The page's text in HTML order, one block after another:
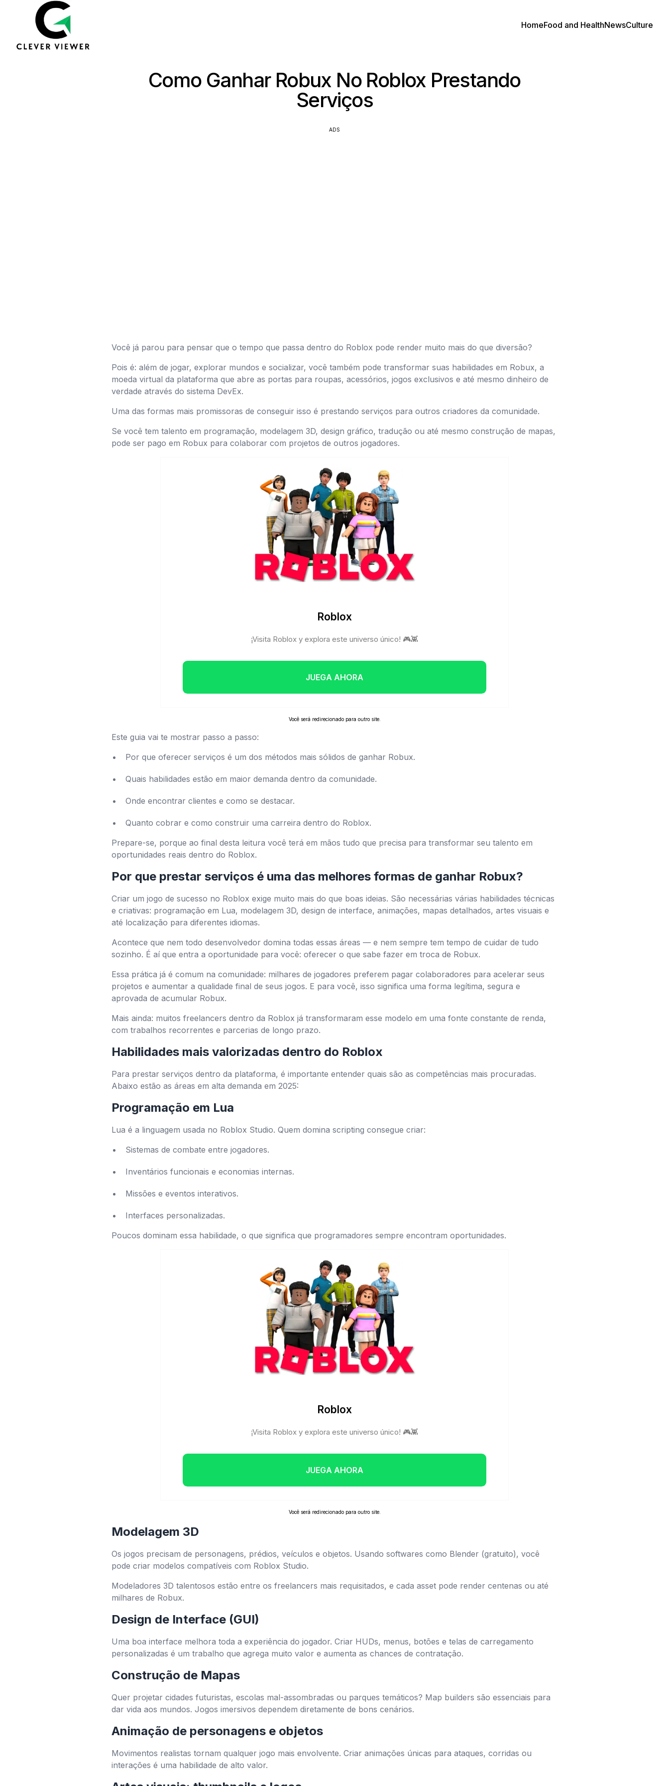
HomeFood and HealthNewsCulture
Como Ganhar Robux No Roblox Prestando
Serviços
ADS
Você já parou para pensar que o tempo que passa dentro do Roblox pode render muito mais do que diversão?
Pois é: além de jogar, explorar mundos e socializar, você também pode transformar suas habilidades em Robux, a
moeda virtual da plataforma que abre as portas para roupas, acessórios, jogos exclusivos e até mesmo dinheiro de
verdade através do sistema DevEx.
Uma das formas mais promissoras de conseguir isso é prestando serviços para outros criadores da comunidade.
Se você tem talento em programação, modelagem 3D, design gráfico, tradução ou até mesmo construção de mapas,
pode ser pago em Robux para colaborar com projetos de outros jogadores.
Roblox
¡Visita Roblox y explora este universo único! 🎮👾
JUEGA AHORA
Você será redirecionado para outro site.
Este guia vai te mostrar passo a passo:
Por que oferecer serviços é um dos métodos mais sólidos de ganhar Robux.
Quais habilidades estão em maior demanda dentro da comunidade.
Onde encontrar clientes e como se destacar.
Quanto cobrar e como construir uma carreira dentro do Roblox.
Prepare-se, porque ao final desta leitura você terá em mãos tudo que precisa para transformar seu talento em
oportunidades reais dentro do Roblox.
Por que prestar serviços é uma das melhores formas de ganhar Robux?
Criar um jogo de sucesso no Roblox exige muito mais do que boas ideias. São necessárias várias habilidades técnicas
e criativas: programação em Lua, modelagem 3D, design de interface, animações, mapas detalhados, artes visuais e
até localização para diferentes idiomas.
Acontece que nem todo desenvolvedor domina todas essas áreas — e nem sempre tem tempo de cuidar de tudo
sozinho. É aí que entra a oportunidade para você: oferecer o que sabe fazer em troca de Robux.
Essa prática já é comum na comunidade: milhares de jogadores preferem pagar colaboradores para acelerar seus
projetos e aumentar a qualidade final de seus jogos. E para você, isso significa uma forma legítima, segura e
aprovada de acumular Robux.
Mais ainda: muitos freelancers dentro da Roblox já transformaram esse modelo em uma fonte constante de renda,
com trabalhos recorrentes e parcerias de longo prazo.
Habilidades mais valorizadas dentro do Roblox
Para prestar serviços dentro da plataforma, é importante entender quais são as competências mais procuradas.
Abaixo estão as áreas em alta demanda em 2025:
Programação em Lua
Lua é a linguagem usada no Roblox Studio. Quem domina scripting consegue criar:
Sistemas de combate entre jogadores.
Inventários funcionais e economias internas.
Missões e eventos interativos.
Interfaces personalizadas.
Poucos dominam essa habilidade, o que significa que programadores sempre encontram oportunidades.
Roblox
¡Visita Roblox y explora este universo único! 🎮👾
JUEGA AHORA
Você será redirecionado para outro site.
Modelagem 3D
Os jogos precisam de personagens, prédios, veículos e objetos. Usando softwares como Blender (gratuito), você
pode criar modelos compatíveis com Roblox Studio.
Modeladores 3D talentosos estão entre os freelancers mais requisitados, e cada asset pode render centenas ou até
milhares de Robux.
Design de Interface (GUI)
Uma boa interface melhora toda a experiência do jogador. Criar HUDs, menus, botões e telas de carregamento
personalizadas é um trabalho que agrega muito valor e aumenta as chances de contratação.
Construção de Mapas
Quer projetar cidades futuristas, escolas mal-assombradas ou parques temáticos? Map builders são essenciais para
dar vida aos mundos. Jogos imersivos dependem diretamente de bons cenários.
Animação de personagens e objetos
Movimentos realistas tornam qualquer jogo mais envolvente. Criar animações únicas para ataques, corridas ou
interações é uma habilidade de alto valor.